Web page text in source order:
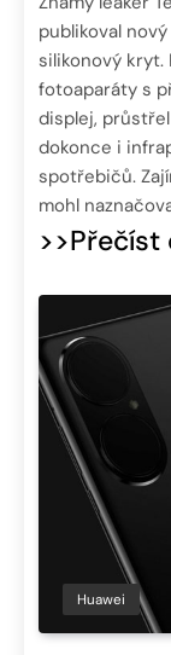
publikoval
silikonový kryt.
fotoaparáty s
displej,
dokonce i
spotřebičů.
mohl
Huawei